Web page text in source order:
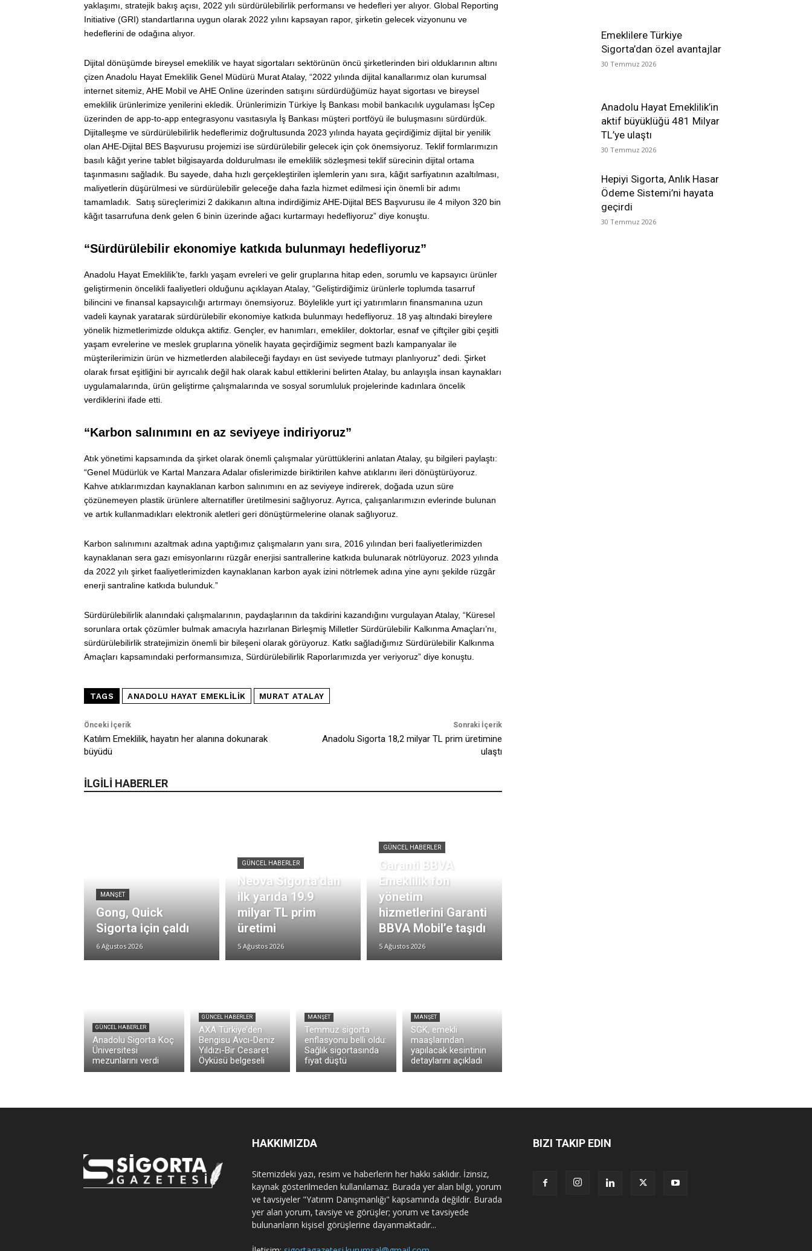
Emeklilere Türkiye
Sigorta’dan özel avantajlar
30 Temmuz 2026
Anadolu Hayat Emeklilik’in
aktif büyüklüğü 481 Milyar
TL’ye ulaştı
30 Temmuz 2026
Hepiyi Sigorta, Anlık Hasar
Ödeme Sistemi’ni hayata
geçirdi
30 Temmuz 2026
yaklaşımı, stratejik bakış açısı, 2022 yılı sürdürülebilirlik performansı ve hedefleri yer alıyor. Global Reporting
Initiative (GRI) standartlarına uygun olarak 2022 yılını kapsayan rapor, şirketin gelecek vizyonunu ve
hedeflerini de odağına alıyor.
Dijital dönüşümde bireysel emeklilik ve hayat sigortaları sektörünün öncü şirketlerinden biri olduklarının altını
çizen Anadolu Hayat Emeklilik Genel Müdürü Murat Atalay, “2022 yılında dijital kanallarımız olan kurumsal
internet sitemiz, AHE Mobil ve AHE Online üzerinden satışını sürdürdüğümüz hayat sigortası ve bireysel
emeklilik ürünlerimize yenilerini ekledik. Ürünlerimizin Türkiye İş Bankası mobil bankacılık uygulaması İşCep
üzerinden de app-to-app entegrasyonu vasıtasıyla İş Bankası müşteri portföyü ile buluşmasını sürdürdük.
Dijitalleşme ve sürdürülebilirlik hedeflerimiz doğrultusunda 2023 yılında hayata geçirdiğimiz dijital bir yenilik
olan AHE-Dijital BES Başvurusu projemizi ise sürdürülebilir gelecek için çok önemsiyoruz. Teklif formlarımızın
basılı kâğıt yerine tablet bilgisayarda doldurulması ile emeklilik sözleşmesi teklif sürecinin dijital ortama
taşınmasını sağladık. Bu sayede, daha hızlı gerçekleştirilen işlemlerin yanı sıra, kâğıt sarfiyatının azaltılması,
maliyetlerin düşürülmesi ve sürdürülebilir geleceğe daha fazla hizmet edilmesi için önemli bir adımı
tamamladık. Satış süreçlerimizi 2 dakikanın altına indirdiğimiz AHE-Dijital BES Başvurusu ile 4 milyon 320 bin
kâğıt tasarrufuna denk gelen 6 binin üzerinde ağacı kurtarmayı hedefliyoruz” diye konuştu.
“Sürdürülebilir ekonomiye katkıda bulunmayı hedefliyoruz”
Anadolu Hayat Emeklilik’te, farklı yaşam evreleri ve gelir gruplarına hitap eden, sorumlu ve kapsayıcı ürünler
geliştirmenin öncelikli faaliyetleri olduğunu açıklayan Atalay, “Geliştirdiğimiz ürünlerle toplumda tasarruf
bilincini ve finansal kapsayıcılığı artırmayı önemsiyoruz. Böylelikle yurt içi yatırımların finansmanına uzun
vadeli kaynak yaratarak sürdürülebilir ekonomiye katkıda bulunmayı hedefliyoruz. 18 yaş altındaki bireylere
yönelik hizmetlerimizde oldukça aktifiz. Gençler, ev hanımları, emekliler, doktorlar, esnaf ve çiftçiler gibi çeşitli
yaşam evrelerine ve meslek gruplarına yönelik hayata geçirdiğimiz segment bazlı kampanyalar ile
müşterilerimizin ürün ve hizmetlerden alabileceği faydayı en üst seviyede tutmayı planlıyoruz” dedi. Şirket
olarak fırsat eşitliğini bir ayrıcalık değil hak olarak kabul ettiklerini belirten Atalay, bu anlayışla insan kaynakları
uygulamalarında, ürün geliştirme çalışmalarında ve sosyal sorumluluk projelerinde kadınlara öncelik
verdiklerini ifade etti.
“Karbon salınımını en az seviyeye indiriyoruz”
Atık yönetimi kapsamında da şirket olarak önemli çalışmalar yürüttüklerini anlatan Atalay, şu bilgileri paylaştı:
“Genel Müdürlük ve Kartal Manzara Adalar ofislerimizde biriktirilen kahve atıklarını ileri dönüştürüyoruz.
Kahve atıklarımızdan kaynaklanan karbon salınımını en az seviyeye indirerek, doğada uzun süre
çözünemeyen plastik ürünlere alternatifler üretilmesini sağlıyoruz. Ayrıca, çalışanlarımızın evlerinde bulunan
ve artık kullanmadıkları elektronik aletleri geri dönüştürmelerine olanak sağlıyoruz.
Karbon salınımını azaltmak adına yaptığımız çalışmaların yanı sıra, 2016 yılından beri faaliyetlerimizden
kaynaklanan sera gazı emisyonlarını rüzgâr enerjisi santrallerine katkıda bulunarak nötrlüyoruz. 2023 yılında
da 2022 yılı şirket faaliyetlerimizden kaynaklanan karbon ayak izini nötrlemek adına yine aynı şekilde rüzgâr
enerji santraline katkıda bulunduk.”
Sürdürülebilirlik alanındaki çalışmalarının, paydaşlarının da takdirini kazandığını vurgulayan Atalay, “Küresel
sorunlara ortak çözümler bulmak amacıyla hazırlanan Birleşmiş Milletler Sürdürülebilir Kalkınma Amaçları’nı,
sürdürülebilirlik stratejimizin önemli bir bileşeni olarak görüyoruz. Katkı sağladığımız Sürdürülebilir Kalkınma
Amaçları kapsamındaki performansımıza, Sürdürülebilirlik Raporlarımızda yer veriyoruz” diye konuştu.
TAGS ANADOLU HAYAT EMEKLILIK MURAT ATALAY
Önceki İçerik
Katılım Emeklilik, hayatın her alanına dokunarak
büyüdü
Sonraki İçerik
Anadolu Sigorta 18,2 milyar TL prim üretimine
ulaştı
İLGİLİ HABERLER
MANŞET
Gong, Quick
Sigorta için çaldı
6 Ağustos 2026
GÜNCEL HABERLER
Neova Sigorta’dan
ilk yarıda 19.9
milyar TL prim
üretimi
5 Ağustos 2026
GÜNCEL HABERLER
Garanti BBVA
Emeklilik fon
yönetim
hizmetlerini Garanti
BBVA Mobil’e taşıdı
5 Ağustos 2026
GÜNCEL HABERLER
Anadolu Sigorta Koç
Üniversitesi
mezunlarını verdi
GÜNCEL HABERLER
AXA Türkiye’den
Bengisu Avcı-Deniz
Yıldızı-Bir Cesaret
Öyküsü belgeseli
MANŞET
Temmuz sigorta
enflasyonu belli oldu:
Sağlık sigortasında
fiyat düştü
MANŞET
SGK, emekli
maaşlarından
yapılacak kesintinin
detaylarını açıkladı
HAKKIMIZDA
Sitemizdeki yazı, resim ve haberlerin her hakkı saklıdır. İzinsiz,
kaynak gösterilmeden kullanılamaz. Burada yer alan bilgi, yorum
ve tavsiyeler "Yatırım Danışmanlığı" kapsamında değildir. Burada
yer alan yorum, tavsiye ve görüşler; yorum ve tavsiyede
bulunanların kişisel görüşlerine dayanmaktadır...
BIZI TAKIP EDIN